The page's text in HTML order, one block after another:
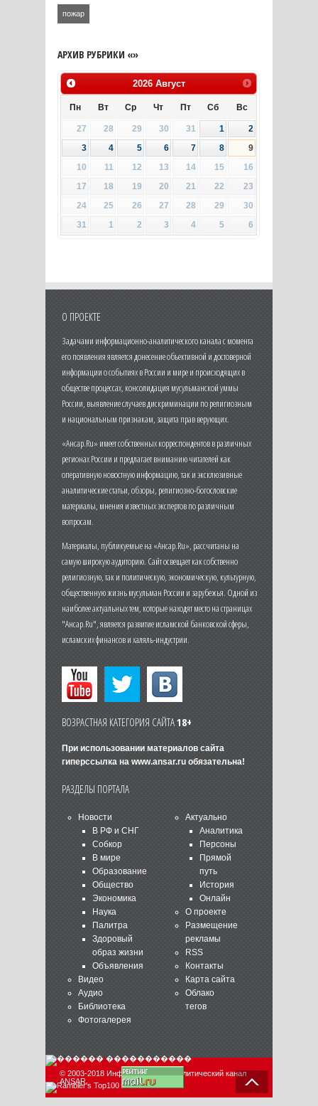
пожар
АРХИВ РУБРИКИ «»
2026 Август
Пн Вт Ср Чт Пт Сб Вс
27 28 29 30 31 1
2
3
4 5 6 7 8
9
10
11 12 13 14 15
16
17
18 19 20 21 22
23
24
25 26 27 28 29
30
31
1 2 3 4 5 6
О ПРОЕКТЕ
Задачами информационно-аналитического канала с момента
его появления является донесение объективной и достоверной
информации о событиях в России и мире и происходящих в
обществе процессах, консолидация мусульманской уммы
России, выявление случаев дискриминации по религиозным
и национальным признакам, защита прав верующих.
«Ансар.Ru» имеет собственных корреспондентов в различных
регионах России и предлагает вниманию читателей как
оперативную новостную информацию, так и эксклюзивные
аналитические статьи, обзоры, религиозно-богословские
материалы, мнения известных экспертов по различным
вопросам.
Материалы, публикуемые на «Ансар.Ru», рассчитаны на
самую широкую аудиторию. Сайт освещает как собственно
религиозную, так и политическую, экономическую, культурную,
общественную жизнь мусульман России и зарубежья. Одной из
наиболее актуальных тем, которые находят место на страницах
"Ансар.Ru", является развитие исламской банковской сферы,
исламских финансов и халяль-индустрии.
ВОЗРАСТНАЯ КАТЕГОРИЯ САЙТА18+
При использовании материалов сайта
гиперссылка на www.ansar.ruобязательна!
РАЗДЕЛЫ ПОРТАЛА
Новости
В РФ и СНГ
Собкор
В мире
Образование
Общество
Экономика
Наука
Палитра
Здоровый
образ жизни
Объявления
Видео
Аудио
Библиотека
Фотогалерея
Актуально
Аналитика
Персоны
Прямой
путь
История
Онлайн
О проекте
Размещение
рекламы
RSS
Контакты
Карта сайта
Облако
тегов
© 2003-2018 Информационно-аналитический канал
ANSAR